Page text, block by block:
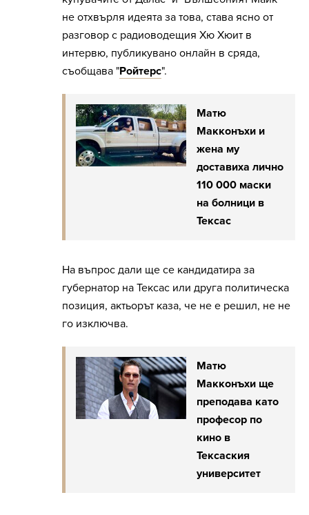
не отхвърля идеята за това, става ясно от
разговор с радиоводещия Хю Хюит в
интервю, публикувано онлайн в сряда,
съобщава "Ройтерс".
Матю
Макконъхи и
жена му
доставиха лично
110 000 маски
на болници в
Тексас
На въпрос дали ще се кандидатира за
губернатор на Тексас или друга политическа
позиция, актьорът каза, че не е решил, не не
го изключва.
Матю
Макконъхи ще
преподава като
професор по
кино в
Тексаския
университет